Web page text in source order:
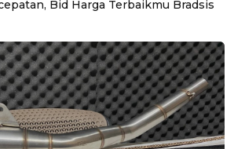
Bid Harga Terbaikmu Bradsis